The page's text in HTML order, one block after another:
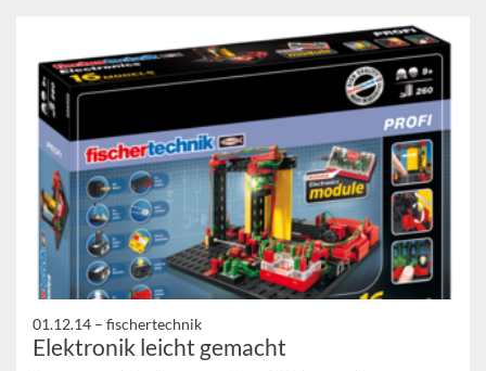
01.12.14 – fischertechnik
Elektronik leicht gemacht